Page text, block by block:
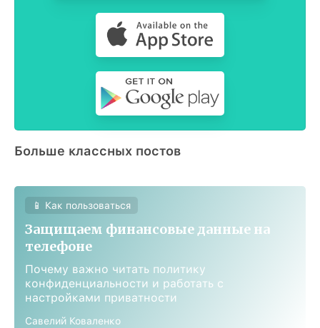
Больше классных постов
📱 Как пользоваться
Защищаем финансовые данные на
телефоне
Почему важно читать политику
конфиденциальности и работать с
настройками приватности
Савелий Коваленко